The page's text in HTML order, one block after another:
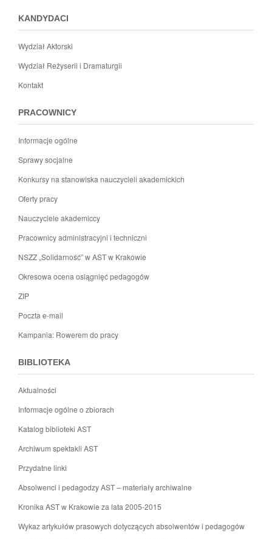
KANDYDACI
Wydział Aktorski
Wydział Reżyserii i Dramaturgii
Kontakt
PRACOWNICY
Informacje ogólne
Sprawy socjalne
Konkursy na stanowiska nauczycieli akademickich
Oferty pracy
Nauczyciele akademiccy
Pracownicy administracyjni i techniczni
NSZZ „Solidarność” w AST w Krakowie
Okresowa ocena osiągnięć pedagogów
ZIP
Poczta e-mail
Kampania: Rowerem do pracy
BIBLIOTEKA
Aktualności
Informacje ogólne o zbiorach
Katalog biblioteki AST
Archiwum spektakli AST
Przydatne linki
Absolwenci i pedagodzy AST – materiały archiwalne
Kronika AST w Krakowie za lata 2005-2015
Wykaz artykułów prasowych dotyczących absolwentów i pedagogów